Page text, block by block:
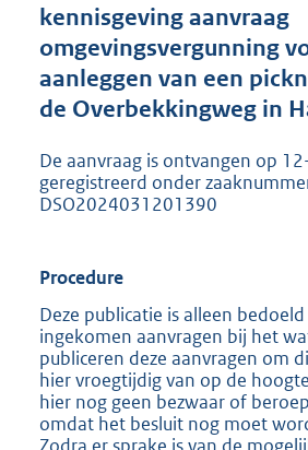
o
t
t
2
0
kennisgeving aanvraag
omgevingsvergunning
aanleggen van een
de Overbekkingweg in
De aanvraag is ontvangen op
geregistreerd onder
DSO2024031201390
Procedure
Deze publicatie is alleen
ingekomen aanvragen bij het
publiceren deze aanvragen om
hier vroegtijdig van op de
hier nog geen bezwaar of
omdat het besluit nog moet